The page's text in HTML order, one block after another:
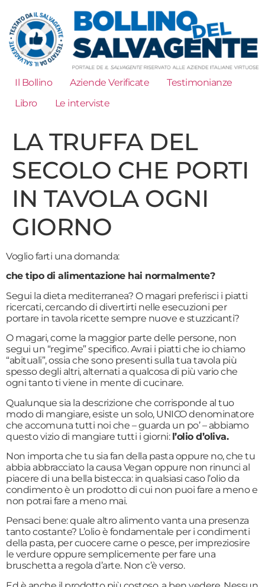
Il Bollino Aziende Verificate
Testimonianze
Libro
Le interviste
LA TRUFFA DEL
SECOLO CHE PORTI
IN TAVOLA OGNI
GIORNO
Voglio farti una domanda:
che tipo di alimentazione hai normalmente?
Segui la dieta mediterranea? O magari preferisci i piatti
ricercati, cercando di divertirti nelle esecuzioni per
portare in tavola ricette sempre nuove e stuzzicanti?
O magari, come la maggior parte delle persone, non
segui un “regime” specifico. Avrai i piatti che io chiamo
“abituali”, ossia che sono presenti sulla tua tavola più
spesso degli altri, alternati a qualcosa di più vario che
ogni tanto ti viene in mente di cucinare.
Qualunque sia la descrizione che corrisponde al tuo
modo di mangiare, esiste un solo, UNICO denominatore
che accomuna tutti noi che – guarda un po’ – abbiamo
questo vizio di mangiare tutti i giorni: l’olio d’oliva.
Non importa che tu sia fan della pasta oppure no, che tu
abbia abbracciato la causa Vegan oppure non rinunci al
piacere di una bella bistecca: in qualsiasi caso l’olio da
condimento è un prodotto di cui non puoi fare a meno e
non potrai fare a meno mai.
Pensaci bene: quale altro alimento vanta una presenza
tanto costante? L’olio è fondamentale per i condimenti
della pasta, per cuocere carne o pesce, per impreziosire
le verdure oppure semplicemente per fare una
bruschetta a regola d’arte. Non c’è verso.